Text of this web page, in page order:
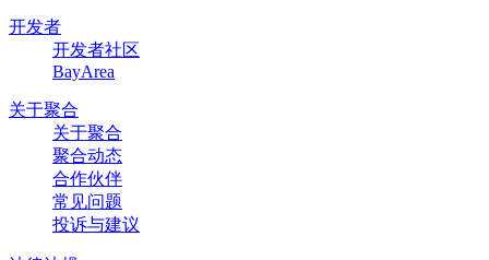
开发者
开发者社区
BayArea
关于聚合
关于聚合
聚合动态
合作伙伴
常见问题
投诉与建议